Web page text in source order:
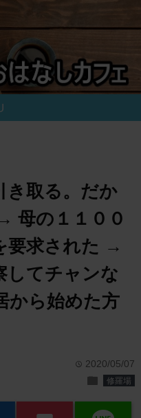
き取る。だか
母の１１００
要求された →
してチャンな
から始めた方
time 2020/05/07
folder 修羅場